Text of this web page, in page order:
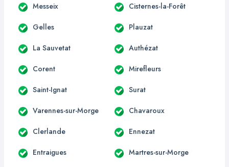
Messeix Cisternes-la-Forêt
Gelles Plauzat
La Sauvetat Authézat
Corent Mirefleurs
Saint-Ignat Surat
Varennes-sur-Morge Chavaroux
Clerlande Ennezat
Entraigues Martres-sur-Morge